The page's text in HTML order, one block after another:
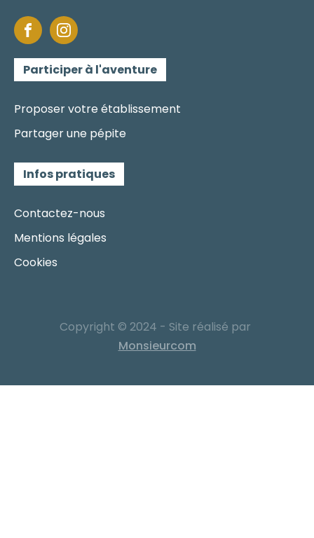
Participer à l'aventure
Proposer votre établissement
Partager une pépite
Infos pratiques
Contactez-nous
Mentions légales
Cookies
Copyright © 2024 - Site réalisé par
Monsieurcom